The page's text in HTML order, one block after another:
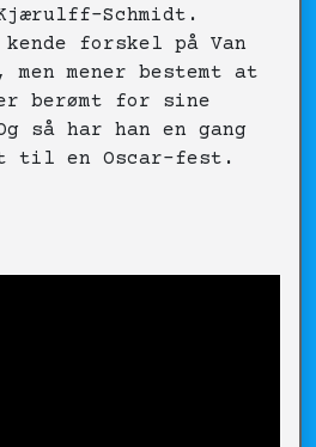
Kjærulff-Schmidt.
forskel på Van
, men mener bestemt at
berømt for sine
så har han en gang
til en Oscar-fest.